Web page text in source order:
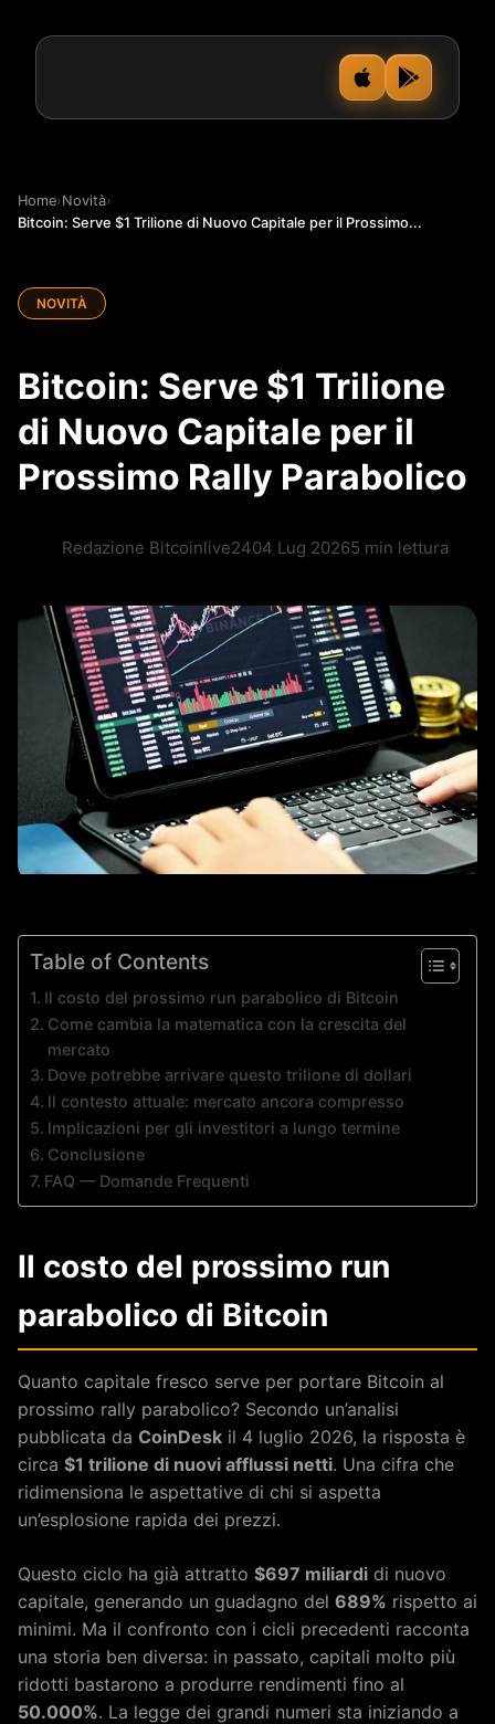
Home›Novità›
Bitcoin: Serve $1 Trilione di Nuovo Capitale per il Prossimo...
NOVITÀ
Bitcoin: Serve $1 Trilione
di Nuovo Capitale per il
Prossimo Rally Parabolico
Redazione Bitcoinlive2404 Lug 20265 min lettura
Table of Contents
Il costo del prossimo run parabolico di Bitcoin
Come cambia la matematica con la crescita del
mercato
Dove potrebbe arrivare questo trilione di dollari
Il contesto attuale: mercato ancora compresso
Implicazioni per gli investitori a lungo termine
Conclusione
FAQ — Domande Frequenti
Il costo del prossimo run
parabolico di Bitcoin
Quanto capitale fresco serve per portare Bitcoin al
prossimo rally parabolico? Secondo un’analisi
pubblicata da CoinDesk il 4 luglio 2026, la risposta è
circa $1 trilione di nuovi afflussi netti. Una cifra che
ridimensiona le aspettative di chi si aspetta
un’esplosione rapida dei prezzi.
Questo ciclo ha già attratto $697 miliardi di nuovo
capitale, generando un guadagno del 689% rispetto ai
minimi. Ma il confronto con i cicli precedenti racconta
una storia ben diversa: in passato, capitali molto più
ridotti bastarono a produrre rendimenti fino al
50.000%. La legge dei grandi numeri sta iniziando a